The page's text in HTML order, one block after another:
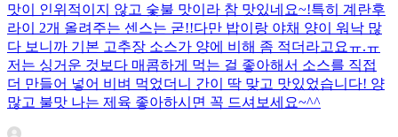
맛이 인위적이지 않고 숯불 맛이라 참 맛있네요~!특히 계란후
라이 2개 올려주는 센스는 굳!! ​다만 밥이랑 야채 양이 워낙 많
다 보니까 기본 고추장 소스가 양에 비해 좀 적더라고요ㅠ.ㅠ
저는 싱거운 것보다 매콤하게 먹는 걸 좋아해서 소스를 직접
더 만들어 넣어 비벼 먹었더니 간이 딱 맞고 맛있었습니다! 양
많고 불맛 나는 제육 좋아하시면 꼭 드셔보세요~^^